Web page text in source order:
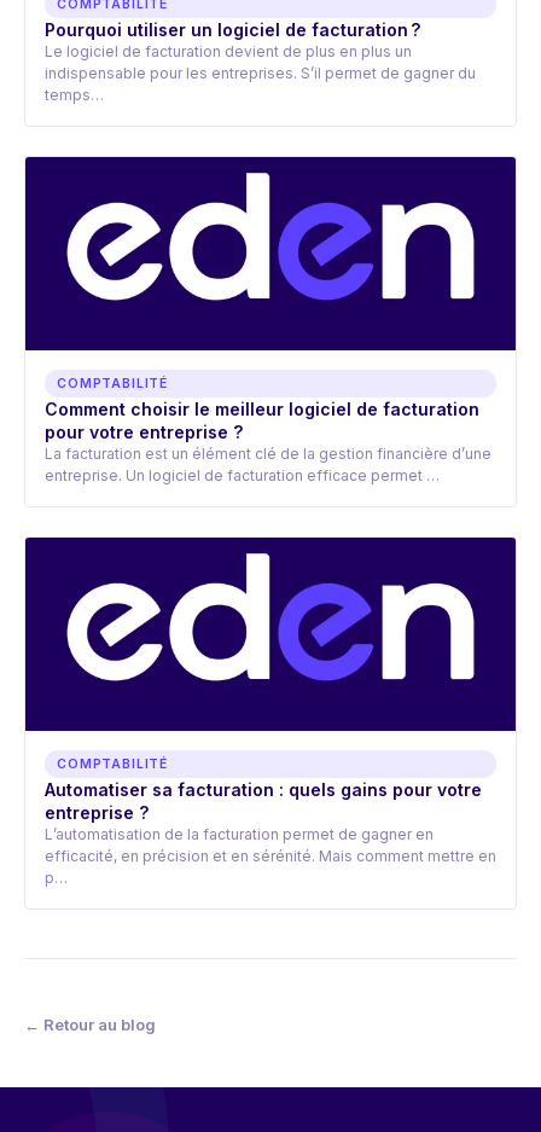
COMPTABILITÉ
Pourquoi utiliser un logiciel de facturation ?
Le logiciel de facturation devient de plus en plus un
indispensable pour les entreprises. S’il permet de gagner du
temps…
COMPTABILITÉ
Comment choisir le meilleur logiciel de facturation
pour votre entreprise ?
La facturation est un élément clé de la gestion financière d’une
entreprise. Un logiciel de facturation efficace permet …
COMPTABILITÉ
Automatiser sa facturation : quels gains pour votre
entreprise ?
L’automatisation de la facturation permet de gagner en
efficacité, en précision et en sérénité. Mais comment mettre en
p…
← Retour au blog